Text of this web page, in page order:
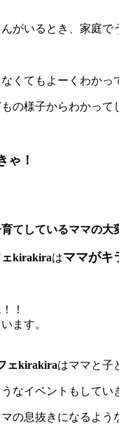
がいるとき、家庭で
くてもよーくわかっ
の様子からわかって
ゃ！
てしているママの大
kirakiraはママがキ
！
ます。
ェkirakiraはママと子
なイベントもしてい
の息抜きになるよう